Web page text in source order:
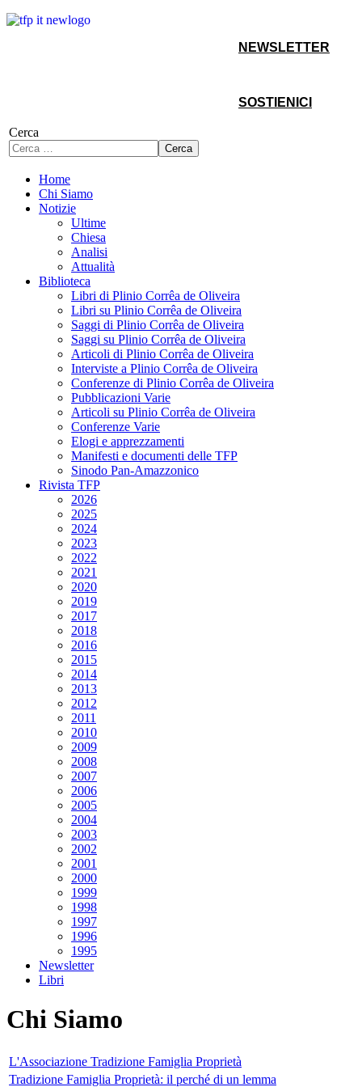
NEWSLETTER
SOSTIENICI
Cerca
Cerca
Home
Chi Siamo
Notizie
Ultime
Chiesa
Analisi
Attualità
Biblioteca
Libri di Plinio Corrêa de Oliveira
Libri su Plinio Corrêa de Oliveira
Saggi di Plinio Corrêa de Oliveira
Saggi su Plinio Corrêa de Oliveira
Articoli di Plinio Corrêa de Oliveira
Interviste a Plinio Corrêa de Oliveira
Conferenze di Plinio Corrêa de Oliveira
Pubblicazioni Varie
Articoli su Plinio Corrêa de Oliveira
Conferenze Varie
Elogi e apprezzamenti
Manifesti e documenti delle TFP
Sinodo Pan-Amazzonico
Rivista TFP
2026
2025
2024
2023
2022
2021
2020
2019
2017
2018
2016
2015
2014
2013
2012
2011
2010
2009
2008
2007
2006
2005
2004
2003
2002
2001
2000
1999
1998
1997
1996
1995
Newsletter
Libri
Chi Siamo
L'Associazione Tradizione Famiglia Proprietà
Tradizione Famiglia Proprietà: il perché di un lemma